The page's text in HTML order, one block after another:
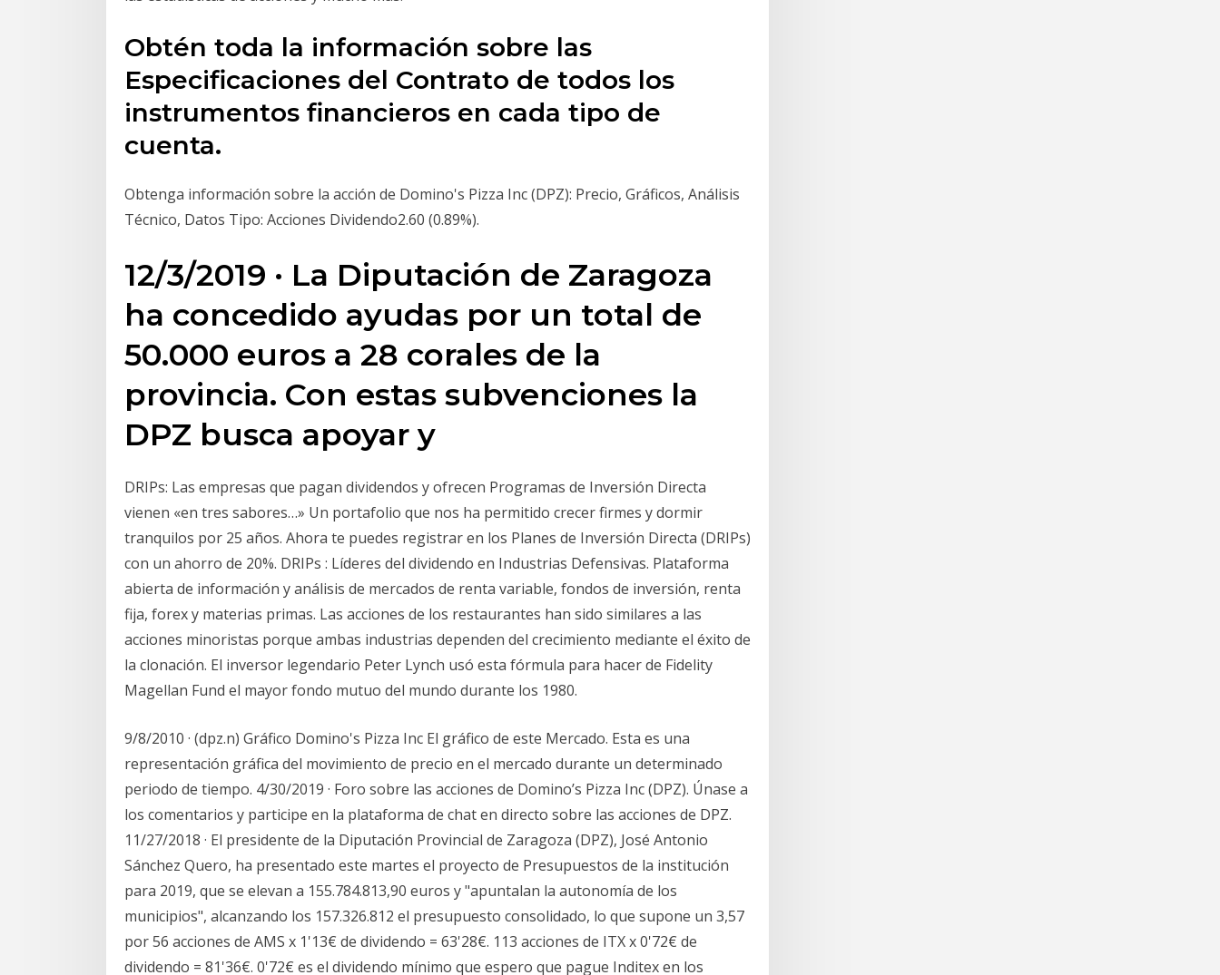
Obtén toda la información sobre las
Especificaciones del Contrato de todos los
instrumentos financieros en cada tipo de
cuenta.
Obtenga información sobre la acción de Domino's Pizza Inc (DPZ): Precio, Gráficos, Análisis
Técnico, Datos Tipo: Acciones Dividendo2.60 (0.89%).
12/3/2019 · La Diputación de Zaragoza
ha concedido ayudas por un total de
50.000 euros a 28 corales de la
provincia. Con estas subvenciones la
DPZ busca apoyar y
DRIPs: Las empresas que pagan dividendos y ofrecen Programas de Inversión Directa
vienen «en tres sabores…» Un portafolio que nos ha permitido crecer firmes y dormir
tranquilos por 25 años. Ahora te puedes registrar en los Planes de Inversión Directa (DRIPs)
con un ahorro de 20%. DRIPs : Líderes del dividendo en Industrias Defensivas. Plataforma
abierta de información y análisis de mercados de renta variable, fondos de inversión, renta
fija, forex y materias primas. Las acciones de los restaurantes han sido similares a las
acciones minoristas porque ambas industrias dependen del crecimiento mediante el éxito de
la clonación. El inversor legendario Peter Lynch usó esta fórmula para hacer de Fidelity
Magellan Fund el mayor fondo mutuo del mundo durante los 1980.
9/8/2010 · (dpz.n) Gráfico Domino's Pizza Inc El gráfico de este Mercado. Esta es una
representación gráfica del movimiento de precio en el mercado durante un determinado
periodo de tiempo. 4/30/2019 · Foro sobre las acciones de Domino’s Pizza Inc (DPZ). Únase a
los comentarios y participe en la plataforma de chat en directo sobre las acciones de DPZ.
11/27/2018 · El presidente de la Diputación Provincial de Zaragoza (DPZ), José Antonio
Sánchez Quero, ha presentado este martes el proyecto de Presupuestos de la institución
para 2019, que se elevan a 155.784.813,90 euros y "apuntalan la autonomía de los
municipios", alcanzando los 157.326.812 el presupuesto consolidado, lo que supone un 3,57
por 56 acciones de AMS x 1'13€ de dividendo = 63'28€. 113 acciones de ITX x 0'72€ de
dividendo = 81'36€. 0'72€ es el dividendo mínimo que espero que pague Inditex en los